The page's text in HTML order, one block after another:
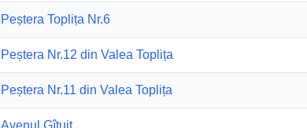
Peștera Toplița Nr.6
Peștera Nr.12 din Valea Toplița
Peștera Nr.11 din Valea Toplița
Avenul Gîtuit